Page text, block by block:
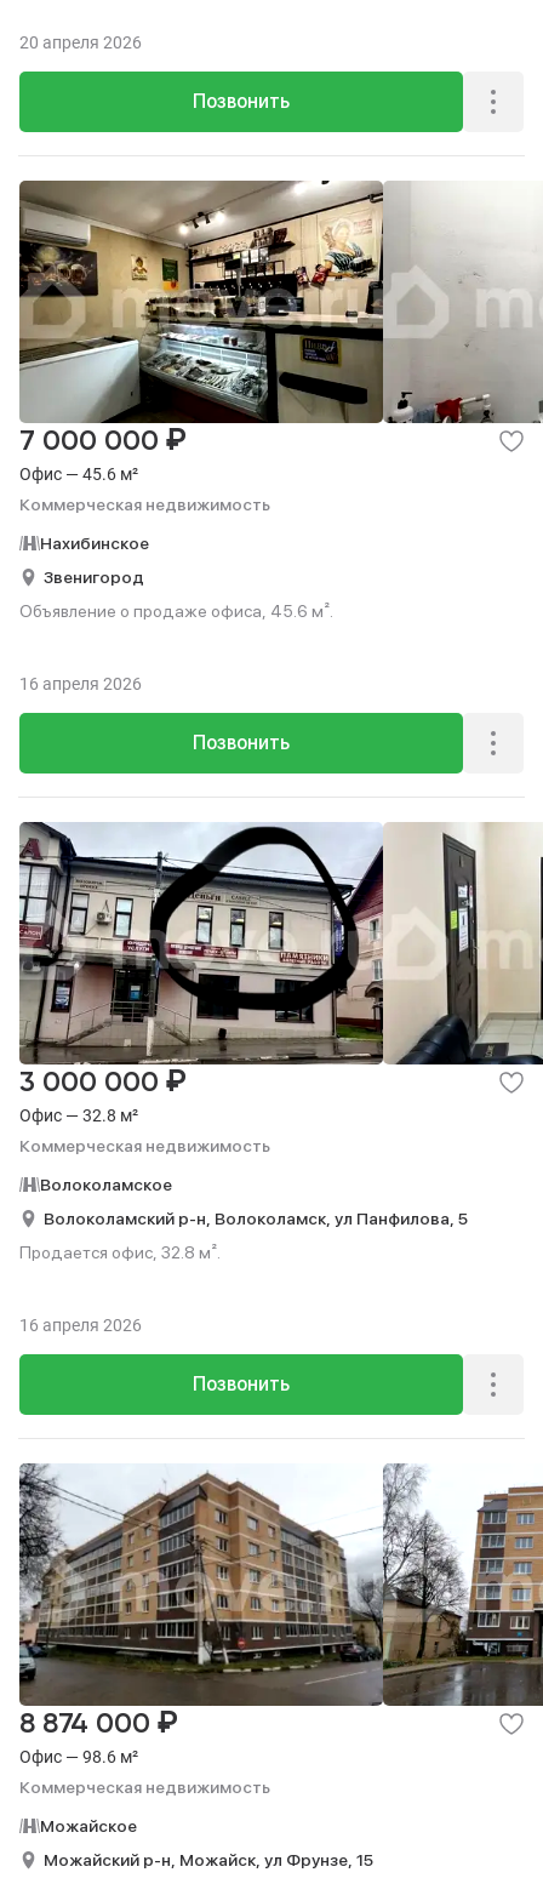
Позвонить
20 апреля 2026
Офис — 45.6 м²
Коммерческая недвижимость
7 000 000 ₽
Нахибинское
Звенигород
Объявление о продаже офиса, 45.6 м².
Позвонить
16 апреля 2026
Офис — 32.8 м²
Коммерческая недвижимость
3 000 000 ₽
Волоколамское
Волоколамский р-н, Волоколамск, ул Панфилова, 5
Продается офис, 32.8 м².
Позвонить
16 апреля 2026
Офис — 98.6 м²
Коммерческая недвижимость
8 874 000 ₽
Можайское
Можайский р-н, Можайск, ул Фрунзе, 15